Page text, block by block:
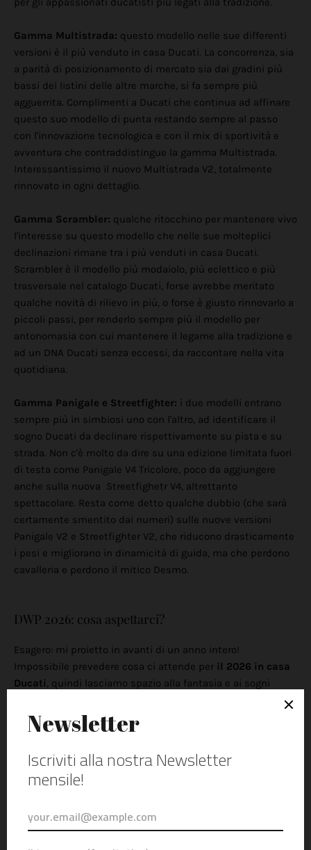
Gamma Multistrada: questo modello nelle sue differenti
versioni è il più venduto in casa Ducati. La concorrenza, sia
a parità di posizionamento di mercato sia dai gradini più
bassi dei listini delle altre marche, si fa sempre più
agguerrita. Complimenti a Ducati che continua ad affinare
questo suo modello di punta restando sempre al passo
con l'innovazione tecnologica e con il mix di sportività e
avventura che contraddistingue la gamma Multistrada.
Interessantissimo il nuovo Multistrada V2, totalmente
rinnovato in ogni dettaglio.
Gamma Scrambler: qualche ritocchino per mantenere vivo
l'interesse su questo modello che nelle sue molteplici
declinazioni rimane tra i più venduti in casa Ducati.
Scrambler è il modello più modaiolo, più eclettico e più
trasversale nel catalogo Ducati, forse avrebbe meritato
qualche novità di rilievo in più, o forse è giusto rinnovarlo a
piccoli passi, per renderlo sempre più il modello per
antonomasia con cui mantenere il legame alla tradizione e
ad un DNA Ducati senza eccessi, da raccontare nella vita
quotidiana.
Gamma Panigale e Streetfighter: i due modelli entrano
sempre più in simbiosi uno con l'altro, ad identificare il
sogno Ducati da declinare rispettivamente su pista e su
strada. Non c'è molto da dire su una edizione limitata fuori
di testa come Panigale V4 Tricolore, poco da aggiungere
anche sulla nuova Streetfighetr V4, altrettanto
spettacolare. Resta come detto qualche dubbio (che sarà
certamente smentito dai numeri) sulle nuove versioni
Panigale V2 e Streetfighter V2, che riducono drasticamente
i pesi e migliorano in dinamicità di guida, ma che perdono
cavalleria e perdono il mitico Desmo.
DWP 2026: cosa aspettarci?
Esagero: mi proietto in avanti di un anno intero!
Impossibile prevedere cosa ci attende per il 2026 in casa
Ducati, quindi lasciamo spazio alla fantasia e ai sogni
Multistrada per Ducati, e considerato il mio personalissimo
interesse per la versione bicilindrica, mi piacerebbe un
V2 Rally con raggi/pneumatici dedicati e serbatoi
maggiorati. Altra mia grandissima passione è quella per il
Ducati che hanno scelto il nuovo
dei modelli più venduti in casa Ducati. Non mi